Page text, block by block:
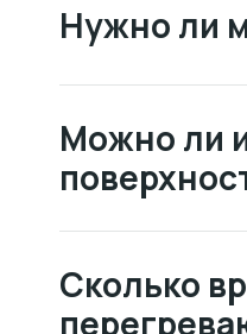
Нужно ли
Можно ли
Сколько